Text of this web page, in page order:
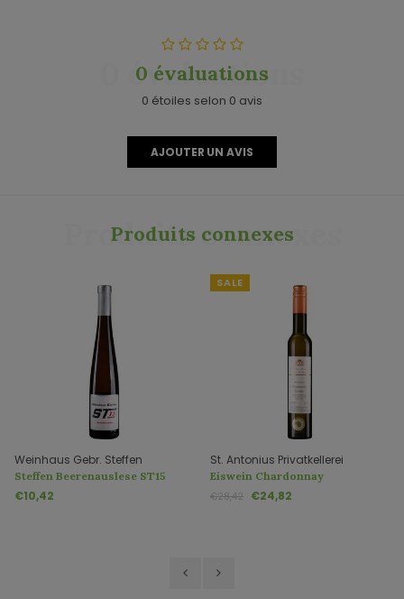
0 évaluations
0 évaluations
0 étoiles selon 0 avis
AJOUTER UN AVIS
Produits connexes
Produits connexes
Weinhaus Gebr. Steffen
Steffen Beerenauslese ST15
€10,42
SALE
St. Antonius Privatkellerei
Eiswein Chardonnay
Rheinhessen
€28,42 €24,82